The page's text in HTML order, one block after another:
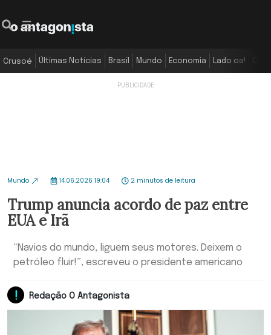
Crusoé Últimas Notícias Brasil Mundo Economia Lado oa!
Mundo 14.06.2026 19:04 2 minutos de leitura
Trump anuncia acordo de paz entre
EUA e Irã
“Navios do mundo, liguem seus motores. Deixem o
petróleo fluir!”, escreveu o presidente americano
Redação O Antagonista